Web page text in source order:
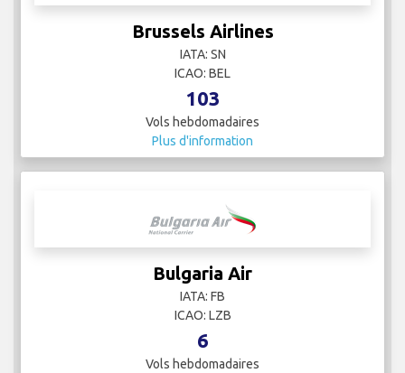
Brussels Airlines
IATA: SN
ICAO: BEL
103
Vols hebdomadaires
Plus d'information
Bulgaria Air
IATA: FB
ICAO: LZB
6
Vols hebdomadaires